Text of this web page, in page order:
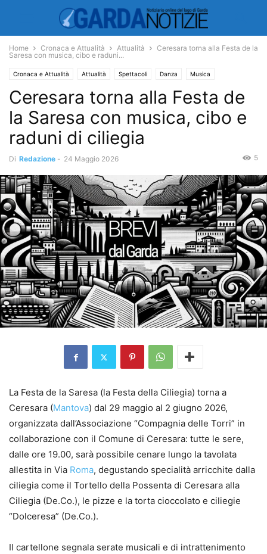
Home Cronaca e Attualità Attualità
Ceresara torna alla Festa de la
Saresa con musica, cibo e raduni...
Cronaca e Attualità Attualità Spettacoli Danza Musica
Ceresara torna alla Festa de
la Saresa con musica, cibo e
raduni di ciliegia
Di Redazione - 24 Maggio 2026 5
La Festa de la Saresa (la Festa della Ciliegia) torna a
Ceresara (Mantova) dal 29 maggio al 2 giugno 2026,
organizzata dall’Associazione “Compagnia delle Torri” in
collaborazione con il Comune di Ceresara: tutte le sere,
dalle ore 19.00, sarà possibile cenare lungo la tavolata
allestita in Via Roma, degustando specialità arricchite dalla
ciliegia come il Tortello della Possenta di Ceresara alla
Ciliegia (De.Co.), le pizze e la torta cioccolato e ciliegie
“Dolceresa” (De.Co.).
Il cartellone segnala serate musicali e di intrattenimento